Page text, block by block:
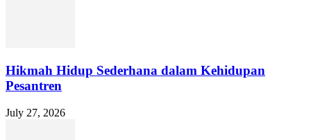
Hikmah Hidup Sederhana dalam Kehidupan
Pesantren
July 27, 2026